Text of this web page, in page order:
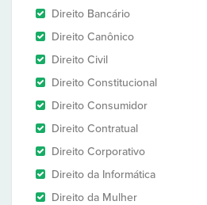
Direito Bancário
Direito Canônico
Direito Civil
Direito Constitucional
Direito Consumidor
Direito Contratual
Direito Corporativo
Direito da Informática
Direito da Mulher